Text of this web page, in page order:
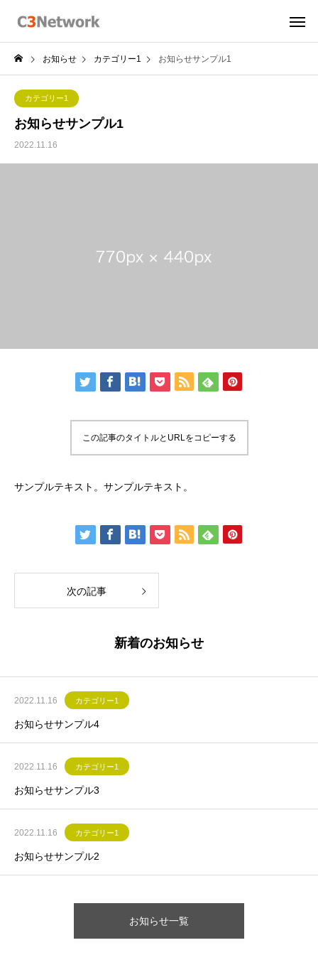
お知らせ カテゴリー1 お知らせサンプル1
カテゴリー1
お知らせサンプル1
2022.11.16
この記事のタイトルとURLをコピーする
サンプルテキスト。サンプルテキスト。
次の記事
新着のお知らせ
2022.11.16 カテゴリー1
お知らせサンプル4
2022.11.16 カテゴリー1
お知らせサンプル3
2022.11.16 カテゴリー1
お知らせサンプル2
お知らせ一覧